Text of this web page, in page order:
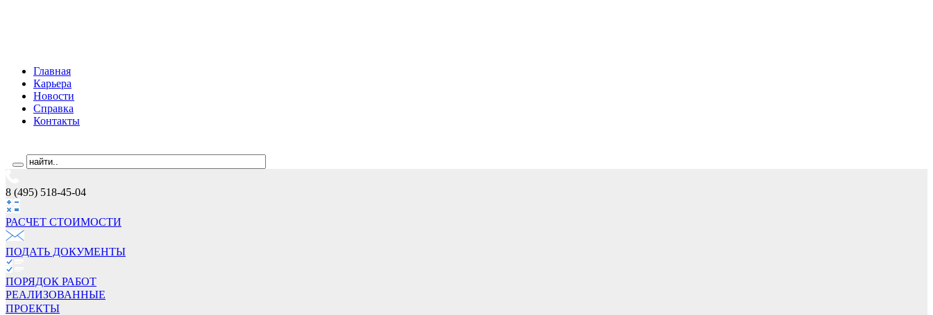
Главная
Карьера
Новости
Справка
Контакты
8 (495) 518-45-04
РАСЧЕТ СТОИМОCТИ
ПОДАТЬ ДОКУМЕНТЫ
ПОРЯДОК РАБОТ
РЕАЛИЗОВАННЫЕ
ПРОЕКТЫ